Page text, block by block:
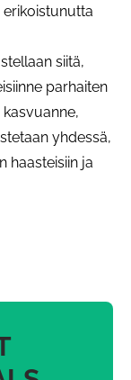
siitä,
parhaiten
yhdessä,
haasteisiin ja